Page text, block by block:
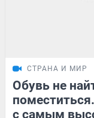
СТРАНА И МИР
Обувь не
с самым